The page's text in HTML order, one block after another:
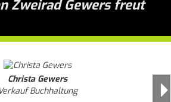
Zweirad Gewers freut
Christa Gewers
Verkauf Buchhaltung